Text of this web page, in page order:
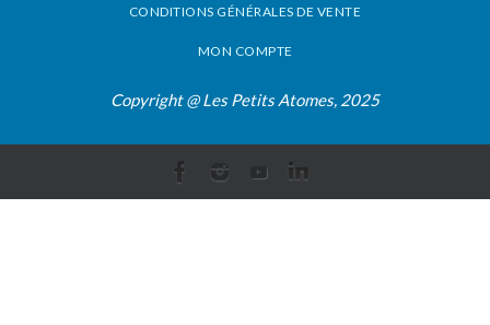
CONDITIONS GÉNÉRALES DE VENTE
MON COMPTE
Copyright @ Les Petits Atomes, 2025